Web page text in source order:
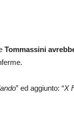
Tommassini
” ed aggiunto: “X